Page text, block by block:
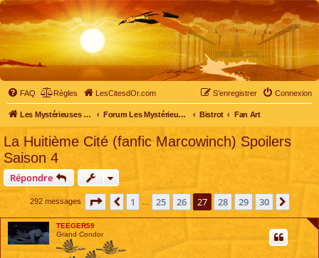
FAQ Règles LesCitesdOr.com Connexion
S’enregistrer
Les Mystérieuses Cités d'Or - LesCitesdOr.com Forum Les Mystérieuses Cités d'Or Bistrot Fan Art
La Huitième Cité (fanfic Marcowinch) Spoilers
Saison 4
Répondre
292 messages Page 27 sur 30
Précédente
1 25 26 27 28 29 30
TEEGER59
Grand Condor